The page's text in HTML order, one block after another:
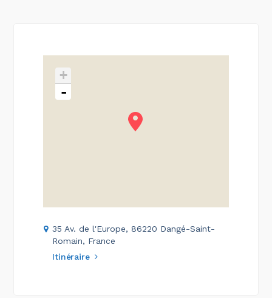
+
-
35 Av. de l'Europe, 86220 Dangé-Saint-
Romain, France
Itinéraire